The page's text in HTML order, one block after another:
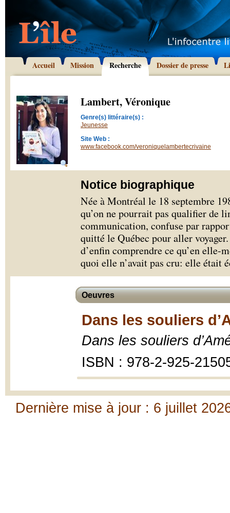
Accueil Mission Recherche Dossier de presse
Lambert, Véronique
Genre(s) littéraire(s) :
Jeunesse
Site Web :
www.facebook.com/veroniquelambertecrivaine
Notice biographique
Née à Montréal le 18 septembre
qu’on ne pourrait pas qualifier de
communication, confuse par
quitté le Québec pour aller
d’enfin comprendre ce qu’en elle-
quoi elle n’avait pas cru: elle était
Oeuvres
Dans les souliers
Dans les souliers
ISBN : 978-2-925-
Dernière mise à jour : 6 juillet